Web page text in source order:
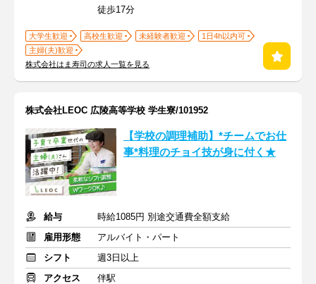
徒歩17分
大学生歓迎 高校生歓迎 未経験者歓迎
1日4h以内可
主婦(夫)歓迎
株式会社はま寿司の求人一覧を見る
株式会社LEOC 広陵高等学校 学生寮/101952
【学校の調理補助】*チームでお仕
事*料理のチョイ技が身に付く★
給与
時給1085円 別途交通費全額支給
雇用形態
アルバイト・パート
シフト
週3日以上
アクセス
伴駅